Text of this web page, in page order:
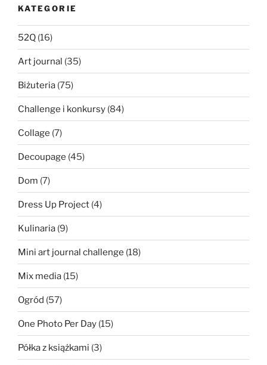
KATEGORIE
52Q (16)
Art journal (35)
Biżuteria (75)
Challenge i konkursy (84)
Collage (7)
Decoupage (45)
Dom (7)
Dress Up Project (4)
Kulinaria (9)
Mini art journal challenge (18)
Mix media (15)
Ogród (57)
One Photo Per Day (15)
Półka z książkami (3)